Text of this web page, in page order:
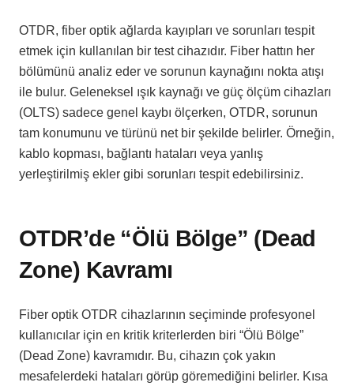
OTDR, fiber optik ağlarda kayıpları ve sorunları tespit
etmek için kullanılan bir test cihazıdır. Fiber hattın her
bölümünü analiz eder ve sorunun kaynağını nokta atışı
ile bulur. Geleneksel ışık kaynağı ve güç ölçüm cihazları
(OLTS) sadece genel kaybı ölçerken, OTDR, sorunun
tam konumunu ve türünü net bir şekilde belirler. Örneğin,
kablo kopması, bağlantı hataları veya yanlış
yerleştirilmiş ekler gibi sorunları tespit edebilirsiniz.
OTDR’de “Ölü Bölge” (Dead
Zone) Kavramı
Fiber optik OTDR cihazlarının seçiminde profesyonel
kullanıcılar için en kritik kriterlerden biri “Ölü Bölge”
(Dead Zone) kavramıdır. Bu, cihazın çok yakın
mesafelerdeki hataları görüp göremediğini belirler. Kısa